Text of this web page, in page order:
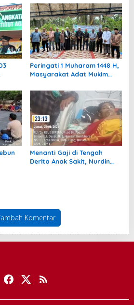
Jantung bagi Masyarakat
Peringati 1 Muharam 1448 H,
Masyarakat Adat Mukim
Bersama dan Bahas
Perjuangan Hak Tanah
Menanti Gaji di Tengah
Derita Anak Sakit, Nurdin
Komentar